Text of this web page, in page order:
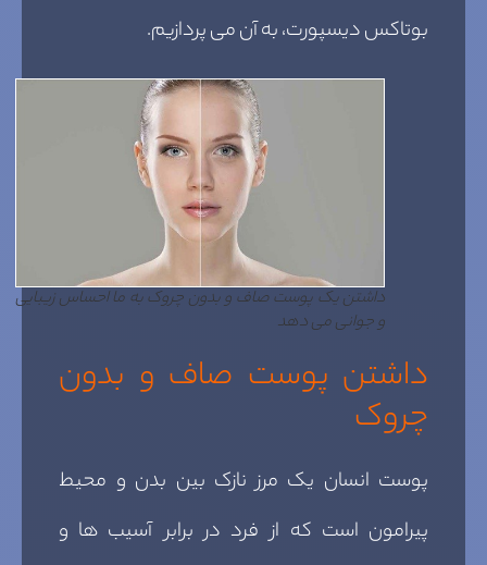
بوتاکس دیسپورت، به آن می پردازیم.
داشتن یک پوست صاف و بدون چروک به ما احساس زیبایی
و جوانی می دهد
داشتن پوست صاف و بدون
چروک
پوست انسان یک مرز نازک بین بدن و محیط
پیرامون است که از فرد در برابر آسیب ها و